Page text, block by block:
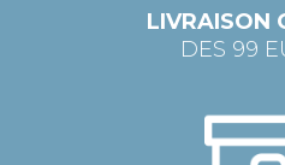
LIVRAISON
DES 99